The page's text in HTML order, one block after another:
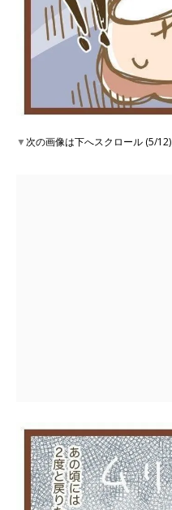
▼次の画像は下へスクロール (5/12)